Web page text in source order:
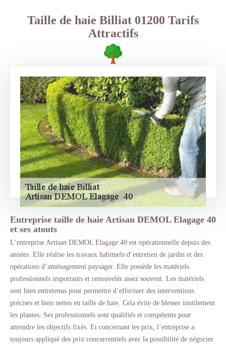
Taille de haie Billiat 01200 Tarifs
Attractifs
Entreprise taille de haie Artisan DEMOL Elagage 40
et ses atouts
L’entreprise Artisan DEMOL Elagage 40 est opérationnelle depuis des
années. Elle réalise les travaux habituels d’entretien de jardin et des
opérations d’aménagement paysager. Elle possède les matériels
professionnels importants et renouvelés assez souvent. Les matériels
sont bien entretenus pour permettre d’effectuer des interventions
précises et bien nettes en taille de haie. Cela évite de blesser inutilement
les plantes. Ses professionnels sont qualifiés et compétents pour
atteindre les objectifs fixés. Et concernant les prix, l’entreprise a
toujours appliqué des prix concurrentiels avec la possibilité de négocier.